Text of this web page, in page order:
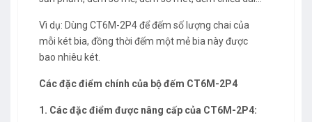
Vì dụ: Dùng CT6M-2P4 để đếm số lượng chai của
mỗi két bia, đồng thời đếm một mẻ bia này được
bao nhiêu két.
Các đặc điểm chính của bộ đếm CT6M-2P4
1. Các đặc điểm được nâng cấp của CT6M-2P4: